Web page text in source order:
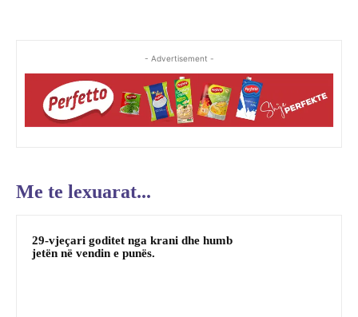
- Advertisement -
Me te lexuarat...
29-vjeçari goditet nga krani dhe humb
jetën në vendin e punës.